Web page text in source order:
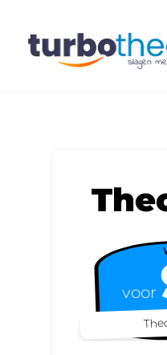
voor